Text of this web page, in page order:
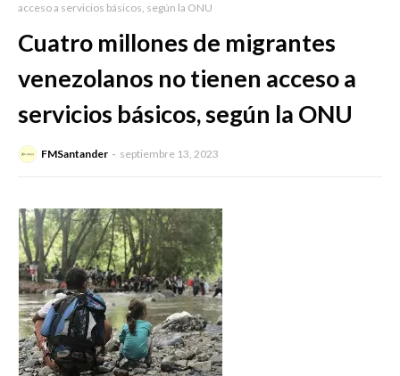
acceso a servicios básicos, según la ONU
Cuatro millones de migrantes
venezolanos no tienen acceso a
servicios básicos, según la ONU
FMSantander septiembre 13, 2023